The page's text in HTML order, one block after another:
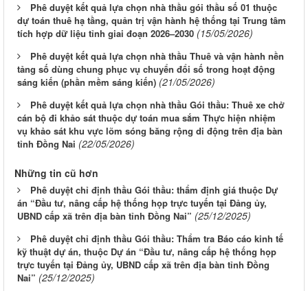
Phê duyệt kết quả lựa chọn nhà thầu gói thầu số 01 thuộc
dự toán thuê hạ tầng, quản trị vận hành hệ thống tại Trung tâm
tích hợp dữ liệu tỉnh giai đoạn 2026–2030 (15/05/2026)
Phê duyệt kết quả lựa chọn nhà thầu Thuê và vận hành nền
tảng số dùng chung phục vụ chuyển đổi số trong hoạt động
sáng kiến (phần mềm sáng kiến) (21/05/2026)
Phê duyệt kết quả lựa chọn nhà thầu Gói thầu: Thuê xe chở
cán bộ đi khảo sát thuộc dự toán mua sắm Thực hiện nhiệm
vụ khảo sát khu vực lõm sóng băng rộng di động trên địa bàn
tỉnh Đồng Nai (22/05/2026)
Những tin cũ hơn
Phê duyệt chỉ định thầu Gói thầu: thẩm định giá thuộc Dự
án “Đầu tư, nâng cấp hệ thống họp trực tuyến tại Đảng ủy,
UBND cấp xã trên địa bàn tỉnh Đồng Nai” (25/12/2025)
Phê duyệt chỉ định thầu Gói thầu: Thẩm tra Báo cáo kinh tế
kỹ thuật dự án, thuộc Dự án “Đầu tư, nâng cấp hệ thống họp
trực tuyến tại Đảng ủy, UBND cấp xã trên địa bàn tỉnh Đồng
Nai” (25/12/2025)